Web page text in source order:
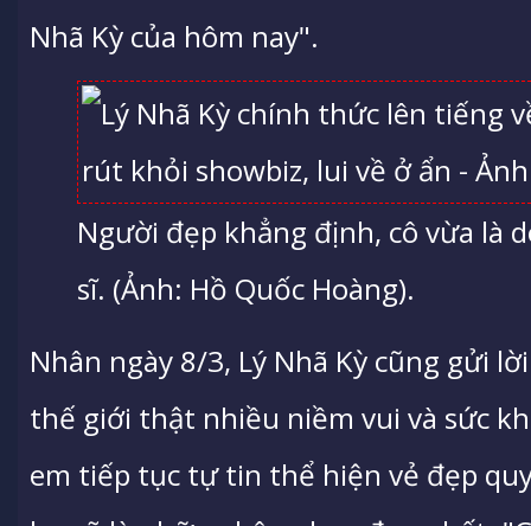
Nhã Kỳ của hôm nay".
Người đẹp khẳng định, cô vừa là
sĩ. (Ảnh: Hồ Quốc Hoàng).
Nhân ngày 8/3, Lý Nhã Kỳ cũng gửi
thế giới thật nhiều niềm vui và sức
em tiếp tục tự tin thể hiện vẻ đẹp